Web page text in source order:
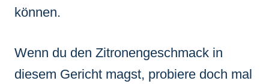
können.
Wenn du den Zitronengeschmack in
diesem Gericht magst, probiere doch mal